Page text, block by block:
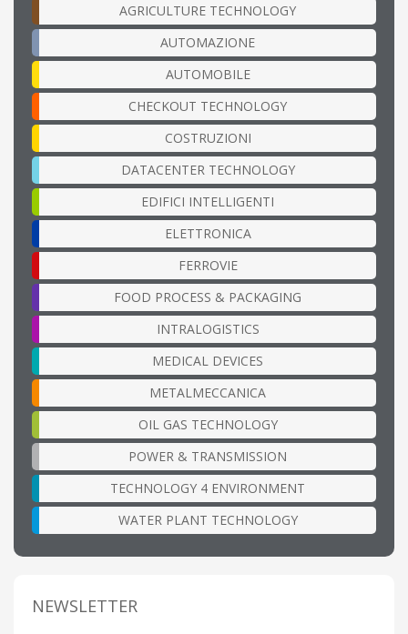
AGRICULTURE TECHNOLOGY
AUTOMAZIONE
AUTOMOBILE
CHECKOUT TECHNOLOGY
COSTRUZIONI
DATACENTER TECHNOLOGY
EDIFICI INTELLIGENTI
ELETTRONICA
FERROVIE
FOOD PROCESS & PACKAGING
INTRALOGISTICS
MEDICAL DEVICES
METALMECCANICA
OIL GAS TECHNOLOGY
POWER & TRANSMISSION
TECHNOLOGY 4 ENVIRONMENT
WATER PLANT TECHNOLOGY
NEWSLETTER